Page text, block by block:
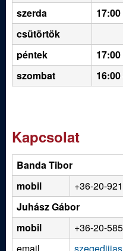
szerda
csütörtök
péntek
szombat
Kapcsolat
Banda Tibor
mobil
+36-20-
Juhász Gábor
mobil
+36-20-